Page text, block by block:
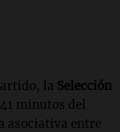
la Selección
minutos del
asociativa entre